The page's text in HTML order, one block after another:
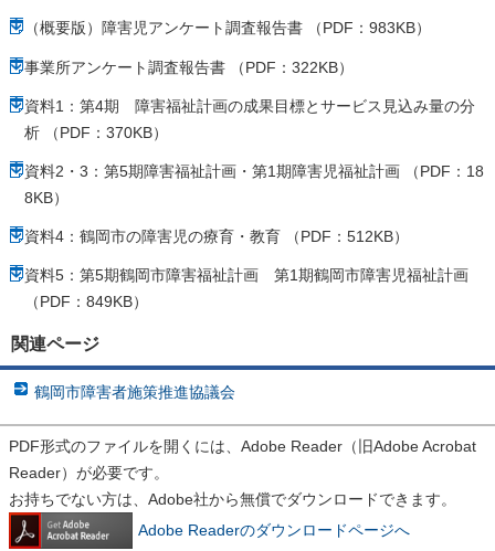
（概要版）障害児アンケート調査報告書 （PDF：983KB）
事業所アンケート調査報告書 （PDF：322KB）
資料1：第4期 障害福祉計画の成果目標とサービス見込み量の分
析 （PDF：370KB）
資料2・3：第5期障害福祉計画・第1期障害児福祉計画 （PDF：18
8KB）
資料4：鶴岡市の障害児の療育・教育 （PDF：512KB）
資料5：第5期鶴岡市障害福祉計画 第1期鶴岡市障害児福祉計画
（PDF：849KB）
関連ページ
鶴岡市障害者施策推進協議会
PDF形式のファイルを開くには、Adobe Reader（旧Adobe Acrobat
Reader）が必要です。
お持ちでない方は、Adobe社から無償でダウンロードできます。
Adobe Readerのダウンロードページへ